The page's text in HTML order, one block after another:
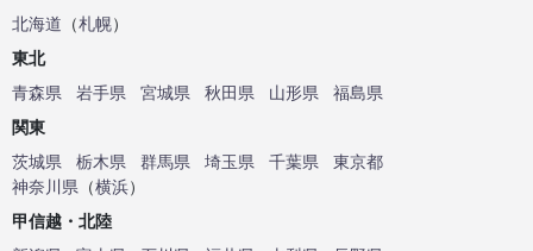
北海道 （札幌）
東北
青森県
岩手県 宮城県 秋田県 山形県
福島県
関東
茨城県
栃木県 群馬県 埼玉県 千葉県
東京都
神奈川県 （横浜）
甲信越・北陸